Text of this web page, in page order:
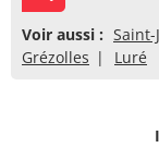
Voir aussi :
Grézolles
Luré